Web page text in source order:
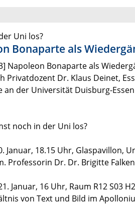
Uni los?
Bonaparte als
Napoleon Bonaparte als
Privatdozent Dr. Klaus Deinet,
an der Universität Duisburg-
noch in der Uni los?
Januar, 18.15 Uhr, Glaspavillon,
Professorin Dr. Dr. Brigitte
Januar, 16 Uhr, Raum R12 S03
von Text und Bild im